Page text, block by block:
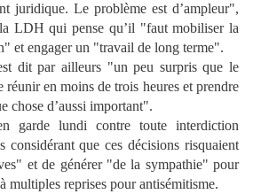
juridique. Le problème est d’ampleur",
LDH qui pense qu’il "faut mobiliser la
et engager un "travail de long terme".
dit par ailleurs "un peu surpris que le
réunir en moins de trois heures et prendre
chose d’aussi important".
garde lundi contre toute interdiction
considérant que ces décisions risquaient
et de générer "de la sympathie" pour
multiples reprises pour antisémitisme.